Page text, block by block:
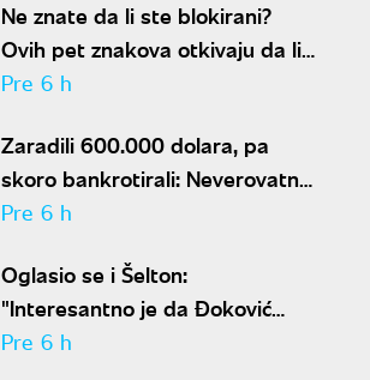
Ne znate da li ste blokirani?
Ovih pet znakova otkivaju da li
se nalazite na nečijoj "crnoj listi"
Pre 6 h
Zaradili 600.000 dolara, pa
skoro bankrotirali: Neverovatna
ispovest Meta Dejmona o paklu
Pre 6 h
Oglasio se i Šelton:
"Interesantno je da Đoković
predlaže skraćenje mečeva..."
Pre 6 h